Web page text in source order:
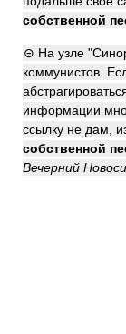
собственной
⊝ На узле
коммунистов.
информации
ссылку не дам,
собственной
Вечерний